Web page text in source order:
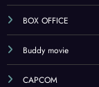
BOX OFFICE
Buddy movie
CAPCOM